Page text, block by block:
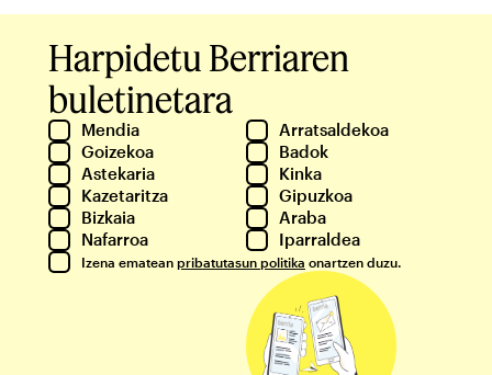
Harpidetu Berriaren
buletinetara
Mendia
Arratsaldekoa
Goizekoa
Badok
Astekaria
Kinka
Kazetaritza
Gipuzkoa
Bizkaia
Araba
Nafarroa
Iparraldea
Izena ematean pribatutasun politika onartzen duzu.